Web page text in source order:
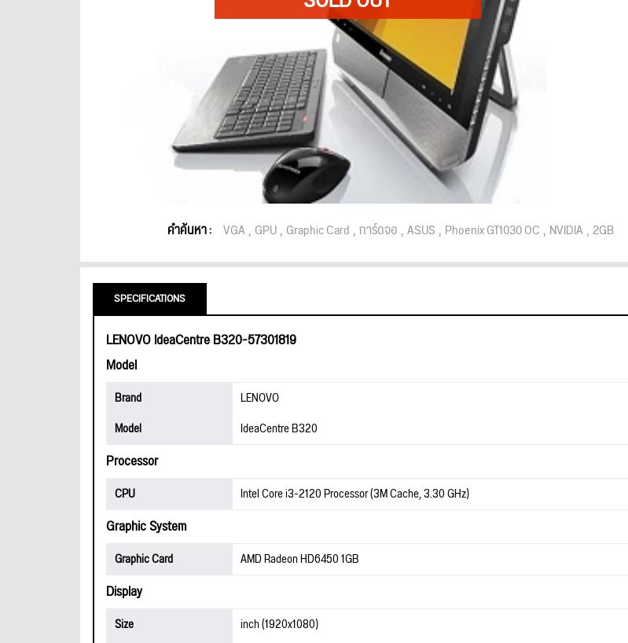
คำค้นหา : VGA GPU Graphic Card การ์ดจอ ASUS Phoenix GT1030 OC NVIDIA 2GB
SPECIFICATIONS
LENOVO IdeaCentre B320-57301819
Model
Brand
LENOVO
Model
IdeaCentre B320
Processor
CPU Intel Core i3-2120 Processor (3M Cache, 3.30 GHz)
Graphic System
Graphic Card AMD Radeon HD6450 1GB
Display
Size
inch (1920x1080)